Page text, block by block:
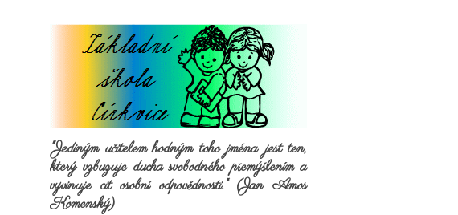
"Jediným učitelem hodným toho jména jest ten,
který vzbuzuje ducha svobodného přemýšlením a
vyvinuje cit osobní odpovědnosti.“ (Jan Amos
Komenský)